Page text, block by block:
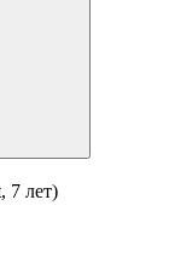
7 лет)